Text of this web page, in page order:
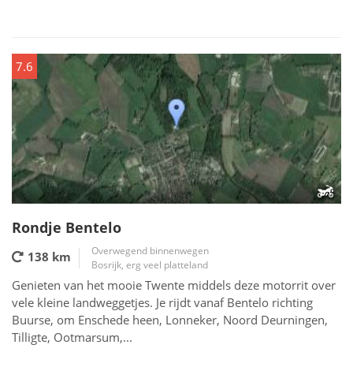
7.6
Rondje Bentelo
138 km
Overwegend binnenwegen
Bosrijk, erg veel platteland
Genieten van het mooie Twente middels deze motorrit over
vele kleine landweggetjes. Je rijdt vanaf Bentelo richting
Buurse, om Enschede heen, Lonneker, Noord Deurningen,
Tilligte, Ootmarsum,...